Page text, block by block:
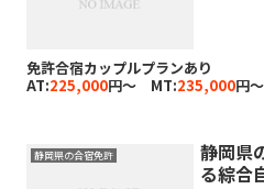
免許合宿カップルプランあり
AT:225,000円～ MT:235,000円～
静岡県の合宿免許
静岡県
る綜合